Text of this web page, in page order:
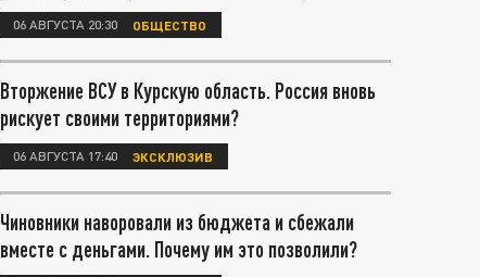
06 АВГУСТА 20:30 ОБЩЕСТВО
Вторжение ВСУ в Курскую область. Россия вновь
рискует своими территориями?
06 АВГУСТА 17:40 ЭКСКЛЮЗИВ
Чиновники наворовали из бюджета и сбежали
вместе с деньгами. Почему им это позволили?